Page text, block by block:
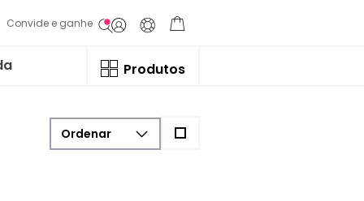
Convide e ganhe
Produtos